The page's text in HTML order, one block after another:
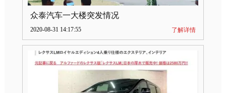
众泰汽车一大楼突发情况
2020-08-31 14:17:55 了解详情